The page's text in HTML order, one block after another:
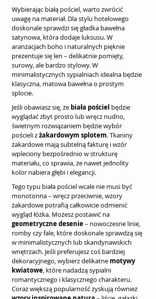
Wybierając białą pościel, warto zwrócić
uwagę na materiał. Dla stylu hotelowego
doskonale sprawdzi się gładka bawełna
satynowa, która dodaje luksusu. W
aranżacjach boho i naturalnych pięknie
prezentuje się len – delikatnie pomięty,
surowy, ale bardzo stylowy. W
minimalistycznych sypialniach idealna będzie
klasyczna, matowa bawełna o prostym
splocie.
Jeśli obawiasz się, że biała pościel będzie
wyglądać zbyt prosto lub wręcz nudno,
świetnym rozwiązaniem będzie wybór
pościeli z żakardowym splotem. Tkaniny
żakardowe mają subtelną fakturę i wzór
wpleciony bezpośrednio w strukturę
materiału, co sprawia, że nawet jednolity
kolor nabiera głębi i elegancji.
Tego typu biała pościel wcale nie musi być
monotonna – wręcz przeciwnie, wzory
żakardowe potrafią całkowicie odmienić
wygląd łóżka. Możesz postawić na
geometryczne desenie – nowoczesne linie,
romby czy fale, które doskonale sprawdzą się
w minimalistycznych lub skandynawskich
wnętrzach. Jeśli preferujesz coś bardziej
dekoracyjnego, wybierz delikatne motywy
kwiatowe, które nadadzą sypialni
romantycznego i klasycznego charakteru.
Coraz większą popularność zyskują również